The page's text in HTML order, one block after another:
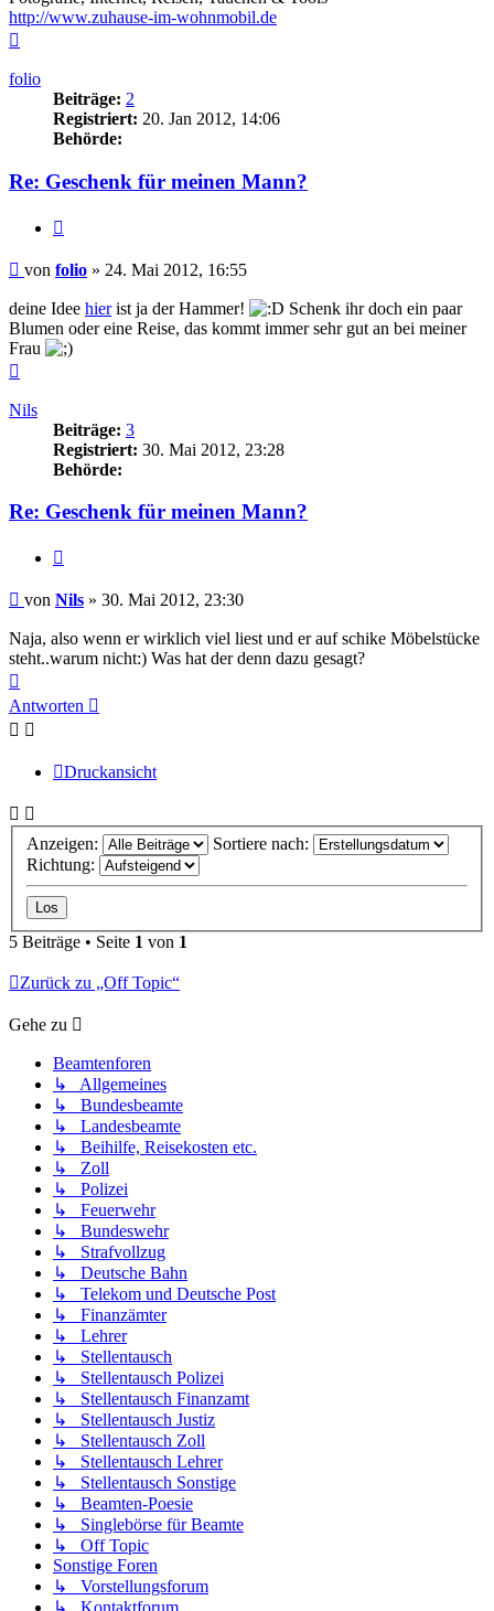
http://www.zuhause-im-wohnmobil.de
folio
Beiträge: 2
Registriert: 20. Jan 2012, 14:06
Behörde:
Re: Geschenk für meinen Mann?
Beitrag
von folio » 24. Mai 2012, 16:55
deine Idee hierist ja der Hammer!
Schenk ihr doch ein paar
Blumen oder eine Reise, das kommt immer sehr gut an bei meiner
Frau
Nils
Beiträge: 3
Registriert: 30. Mai 2012, 23:28
Behörde:
Re: Geschenk für meinen Mann?
Beitrag
von Nils » 30. Mai 2012, 23:30
Naja, also wenn er wirklich viel liest und er auf schike Möbelstücke
steht..warum nicht:) Was hat der denn dazu gesagt?
oben
Antworten
Druckansicht
Anzeigen:
Sortiere nach:
Richtung:
5 Beiträge • Seite 1 von 1
Zurück zu „Off Topic“
Gehe zu
Beamtenforen
↳ Allgemeines
↳ Bundesbeamte
↳ Landesbeamte
↳ Beihilfe, Reisekosten etc.
↳ Zoll
↳ Polizei
↳ Feuerwehr
↳ Bundeswehr
↳ Strafvollzug
↳ Deutsche Bahn
↳ Telekom und Deutsche Post
↳ Finanzämter
↳ Lehrer
↳ Stellentausch
↳ Stellentausch Polizei
↳ Stellentausch Finanzamt
↳ Stellentausch Justiz
↳ Stellentausch Zoll
↳ Stellentausch Lehrer
↳ Stellentausch Sonstige
↳ Beamten-Poesie
↳ Singlebörse für Beamte
↳ Off Topic
Sonstige Foren
↳ Vorstellungsforum
↳ Kontaktforum